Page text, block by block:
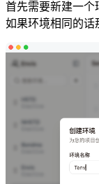
首先需要新建一个
如果环境相同的话